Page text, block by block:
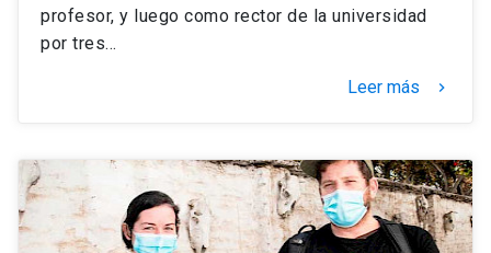
profesor, y luego como rector de la universidad
por tres…
Leer más keyboard_arrow_right